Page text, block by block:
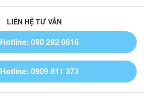
LIÊN HỆ TƯ VẤN
Hotline: 090 282 0616
Hotline: 0909 811 373